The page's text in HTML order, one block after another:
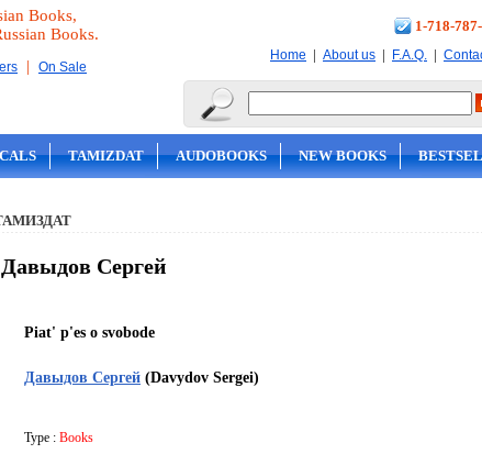
Books,
Books.
| On Sale
1-718-
Home | About us | F.A.Q. |
TAMIZDAT AUDOBOOKS NEW BOOKS
Сергей
Piat' p'es o svobode
Давыдов Сергей (Davydov Sergei)
Type : Books